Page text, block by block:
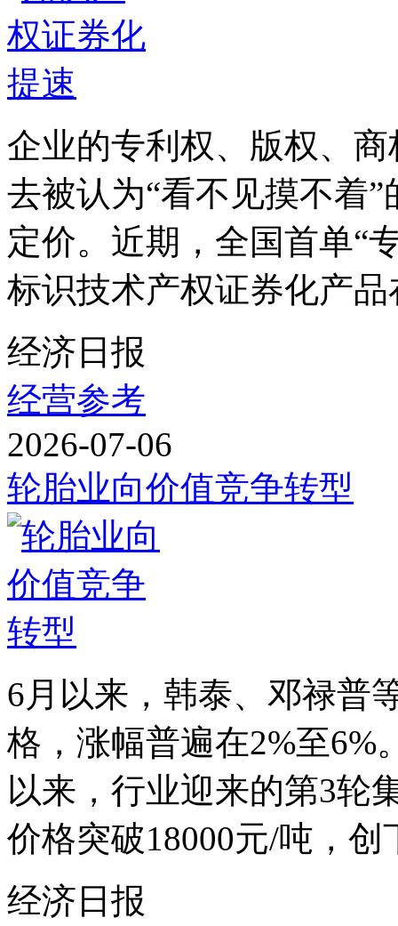
企业的专利权、版权、
去被认为“看不见摸不着
定价。近期，全国首单“
标识技术产权证券化产品
经济日报
经营参考
2026-07-06
轮胎业向价值竞争转型
6月以来，韩泰、邓禄普
格，涨幅普遍在2%至6%
以来，行业迎来的第3轮
价格突破18000元/吨，创
经济日报